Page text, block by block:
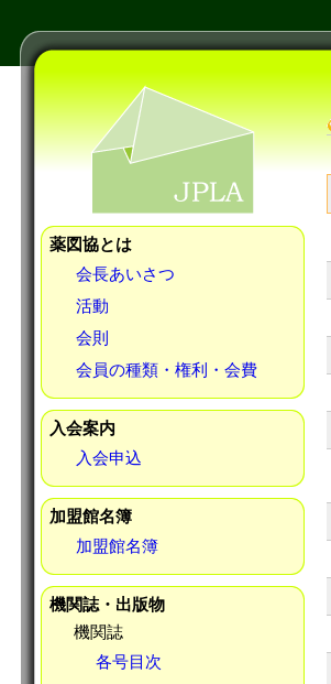
薬図協とは
会長あいさつ
活動
会則
会員の種類・権利・会費
入会案内
入会申込
加盟館名簿
加盟館名簿
機関誌・出版物
機関誌
各号目次